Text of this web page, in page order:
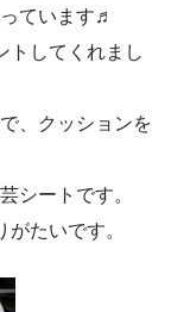
ています♬
トしてくれまし
、クッションを
シートです。
たいです。